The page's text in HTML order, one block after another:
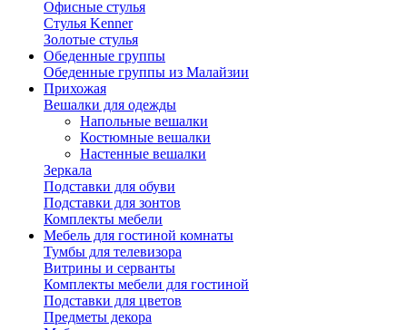
Офисные стулья
Стулья Kenner
Золотые стулья
Обеденные группы
Обеденные группы из Малайзии
Прихожая
Вешалки для одежды
Напольные вешалки
Костюмные вешалки
Настенные вешалки
Зеркала
Подставки для обуви
Подставки для зонтов
Комплекты мебели
Мебель для гостиной комнаты
Тумбы для телевизора
Витрины и серванты
Комплекты мебели для гостиной
Подставки для цветов
Предметы декора